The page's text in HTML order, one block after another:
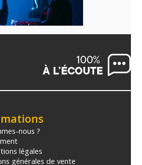
nous ?
légales
générales de vente